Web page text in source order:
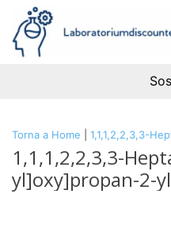
Torna a Home 1,1,1,2,2,3,3-
1,1,1,2,2,3,3-
yl]oxy]propan-2-